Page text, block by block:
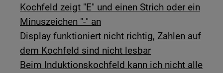
Kochfeld zeigt "E" und einen Strich oder ein
Minuszeichen "-" an
Display funktioniert nicht richtig, Zahlen auf
dem Kochfeld sind nicht lesbar
Beim Induktionskochfeld kann ich nicht alle